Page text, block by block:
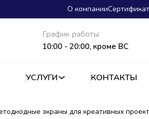
О компании
График работы:
10:00 - 20:00, кроме ВС
УСЛУГИ КОНТАКТЫ
экраны для креативных